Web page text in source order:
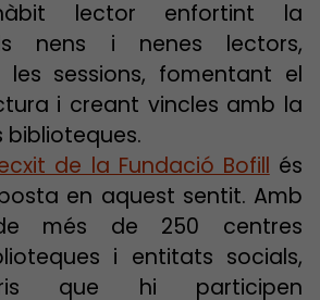
lector enfortint la
nens i nenes lectors,
les sessions, fomentant el
i creant vincles amb la
de la Fundació Bofill és
en aquest sentit. Amb
més de 250 centres
i entitats socials,
que hi participen